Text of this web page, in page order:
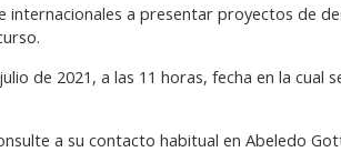
internacionales a presentar proyectos de
de 2021, a las 11 horas, fecha en la cual
a su contacto habitual en Abeledo